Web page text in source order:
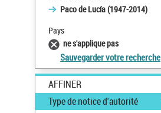
Paco de Lucía (1947-2014)
Pays
ne s'applique pas
Sauvegarder votre recherche
AFFINER
Type de notice d'autorité